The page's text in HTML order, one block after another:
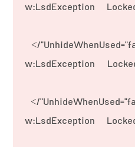
<w:LsdException
<w:LsdException
<w:LsdException